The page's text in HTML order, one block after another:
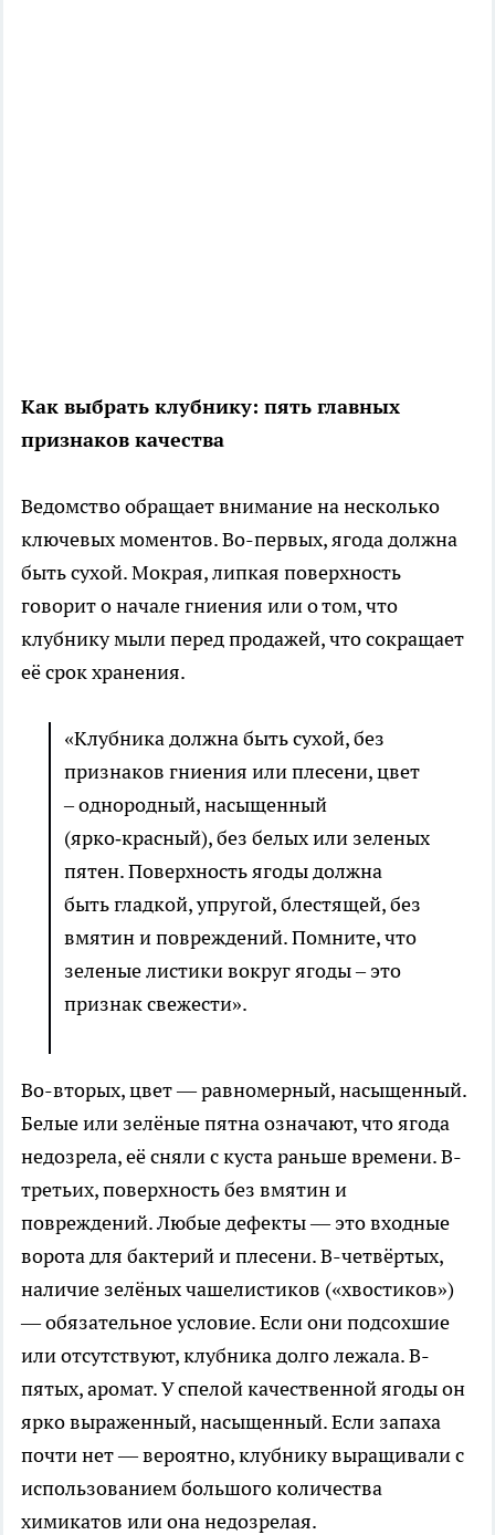
Как выбрать клубнику: пять главных
признаков качества
Ведомство обращает внимание на несколько
ключевых моментов. Во-первых, ягода должна
быть сухой. Мокрая, липкая поверхность
говорит о начале гниения или о том, что
клубнику мыли перед продажей, что сокращает
её срок хранения.
«Клубника должна быть сухой, без
признаков гниения или плесени, цвет
– однородный, насыщенный
(ярко‑красный), без белых или зеленых
пятен. Поверхность ягоды должна
быть гладкой, упругой, блестящей, без
вмятин и повреждений. Помните, что
зеленые листики вокруг ягоды – это
признак свежести».
Во-вторых, цвет — равномерный, насыщенный.
Белые или зелёные пятна означают, что ягода
недозрела, её сняли с куста раньше времени. В-
третьих, поверхность без вмятин и
повреждений. Любые дефекты — это входные
ворота для бактерий и плесени. В-четвёртых,
наличие зелёных чашелистиков («хвостиков»)
— обязательное условие. Если они подсохшие
или отсутствуют, клубника долго лежала. В-
пятых, аромат. У спелой качественной ягоды он
ярко выраженный, насыщенный. Если запаха
почти нет — вероятно, клубнику выращивали с
использованием большого количества
химикатов или она недозрелая.